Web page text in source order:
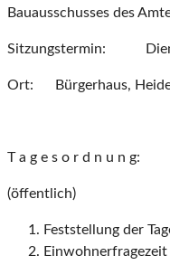
Bauausschusses des
Sitzungstermin:
Ort: Bürgerhaus,
T a g e s o r d n u n g:
(öffentlich)
Feststellung der
Einwohnerfragezeit